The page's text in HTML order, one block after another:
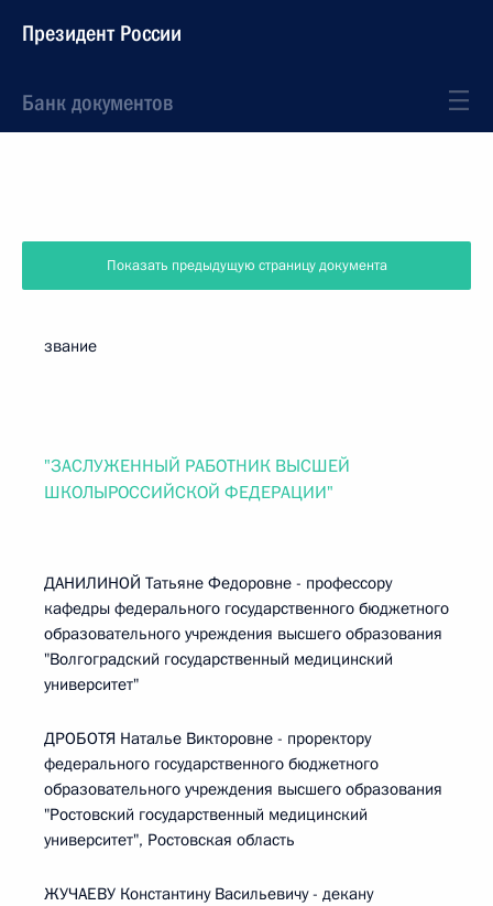
Президент России
Банк документов
Показать предыдущую страницу документа
звание
"ЗАСЛУЖЕННЫЙ РАБОТНИК ВЫСШЕЙ
ШКОЛЫРОССИЙСКОЙ ФЕДЕРАЦИИ"
ДАНИЛИНОЙ Татьяне Федоровне - профессору
кафедры федерального государственного бюджетного
образовательного учреждения высшего образования
"Волгоградский государственный медицинский
университет"
ДРОБОТЯ Наталье Викторовне - проректору
федерального государственного бюджетного
образовательного учреждения высшего образования
"Ростовский государственный медицинский
университет", Ростовская область
ЖУЧАЕВУ Константину Васильевичу - декану